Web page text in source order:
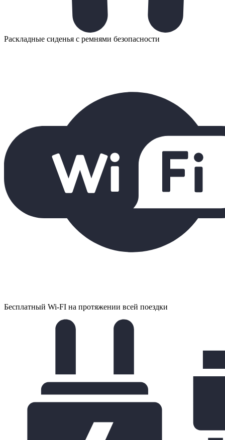
Раскладные сиденья с ремнями безопасности
Бесплатный Wi-FI на протяжении всей поездки